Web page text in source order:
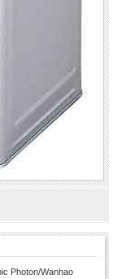
Photon/Wanhao